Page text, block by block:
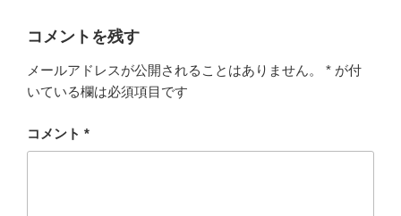
コメントを残す
メールアドレスが公開されることはありません。 * が付
いている欄は必須項目です
コメント *